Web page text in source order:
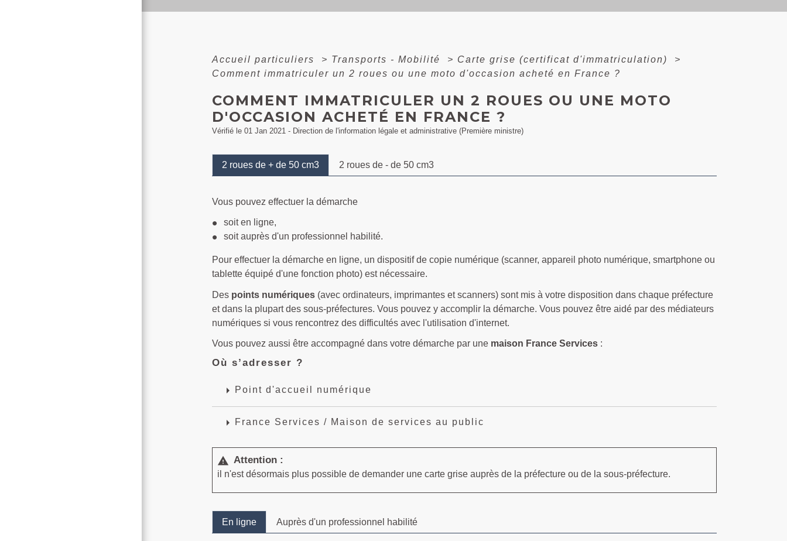
Accueil particuliers > Transports - Mobilité > Carte grise (certificat d'immatriculation)
>
Comment immatriculer un 2 roues ou une moto d'occasion acheté en France ?
COMMENT IMMATRICULER UN 2 ROUES OU UNE MOTO
D'OCCASION ACHETÉ EN FRANCE ?
Vérifié le 01 Jan 2021 - Direction de l'information légale et administrative (Première ministre)
2 roues de + de 50 cm3 2 roues de - de 50 cm3
Vous pouvez effectuer la démarche
soit en ligne,
soit auprès d'un professionnel habilité.
Pour effectuer la démarche en ligne, un dispositif de copie numérique (scanner, appareil photo numérique, smartphone ou
tablette équipé d'une fonction photo) est nécessaire.
Des points numériques(avec ordinateurs, imprimantes et scanners) sont mis à votre disposition dans chaque préfecture
et dans la plupart des sous-préfectures. Vous pouvez y accomplir la démarche. Vous pouvez être aidé par des médiateurs
numériques si vous rencontrez des difficultés avec l'utilisation d'internet.
Vous pouvez aussi être accompagné dans votre démarche par une maison France Services:
Où s’adresser ?
arrow_right Point d'accueil numérique
arrow_right France Services / Maison de services au public
warning Attention :
il n'est désormais plus possible de demander une carte grise auprès de la préfecture ou de la sous-préfecture.
En ligne Auprès d'un professionnel habilité